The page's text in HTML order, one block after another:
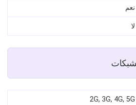
نعم
لا
2G, 3G, 4G, 5G